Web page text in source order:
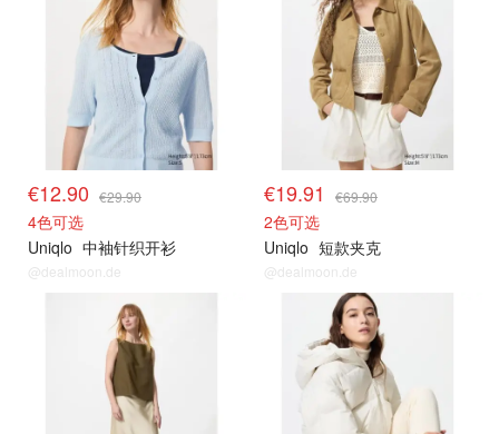
€12.90 €29.90
4色可选
Uniqlo 中袖针织开衫
@dealmoon.de
€19.91 €69.90
2色可选
Uniqlo 短款夹克
@dealmoon.de